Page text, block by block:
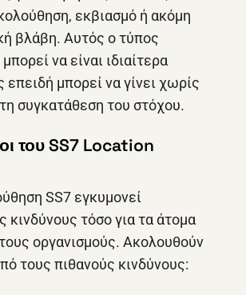
εκβιασμό ή ακόμη
βλάβη. Αυτός ο τύπος
να είναι ιδιαίτερα
επειδή μπορεί να γίνει χωρίς
συγκατάθεση του στόχου.
του SS7 Location
SS7 εγκυμονεί
κινδύνους τόσο για τα άτομα
οργανισμούς. Ακολουθούν
τους πιθανούς κινδύνους: